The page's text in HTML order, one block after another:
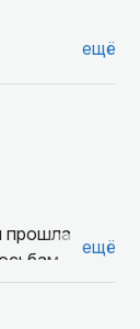
ещё
прошла
ещё